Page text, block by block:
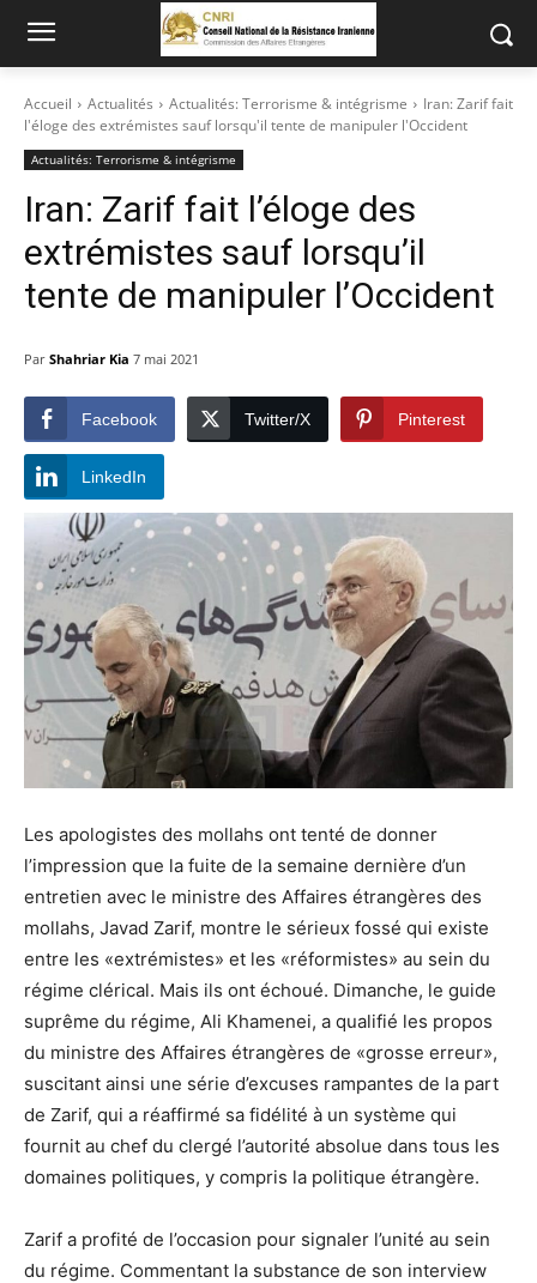
Accueil Actualités Actualités: Terrorisme & intégrisme
Iran: Zarif fait
l'éloge des extrémistes sauf lorsqu'il tente de manipuler l'Occident
Actualités: Terrorisme & intégrisme
Iran: Zarif fait l’éloge des
extrémistes sauf lorsqu’il
tente de manipuler l’Occident
Par Shahriar Kia 7 mai 2021
Facebook Twitter/X Pinterest
LinkedIn
Les apologistes des mollahs ont tenté de donner
l’impression que la fuite de la semaine dernière d’un
entretien avec le ministre des Affaires étrangères des
mollahs, Javad Zarif, montre le sérieux fossé qui existe
entre les «extrémistes» et les «réformistes» au sein du
régime clérical. Mais ils ont échoué. Dimanche, le guide
suprême du régime, Ali Khamenei, a qualifié les propos
du ministre des Affaires étrangères de «grosse erreur»,
suscitant ainsi une série d’excuses rampantes de la part
de Zarif, qui a réaffirmé sa fidélité à un système qui
fournit au chef du clergé l’autorité absolue dans tous les
domaines politiques, y compris la politique étrangère.
Zarif a profité de l’occasion pour signaler l’unité au sein
du régime. Commentant la substance de son interview